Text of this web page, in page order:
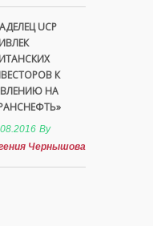
UCP
К
НА
By
Чернышова